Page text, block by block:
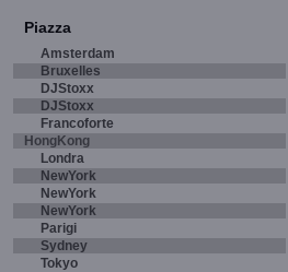
Piazza
Amsterdam
Bruxelles
DJStoxx
DJStoxx
Francoforte
HongKong
Londra
NewYork
NewYork
NewYork
Parigi
Sydney
Tokyo